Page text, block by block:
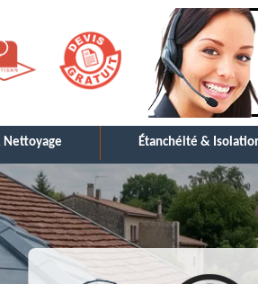
Étanchéité &